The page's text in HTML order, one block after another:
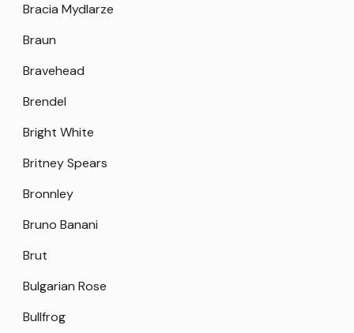
Bracia Mydlarze
Braun
Bravehead
Brendel
Bright White
Britney Spears
Bronnley
Bruno Banani
Brut
Bulgarian Rose
Bullfrog